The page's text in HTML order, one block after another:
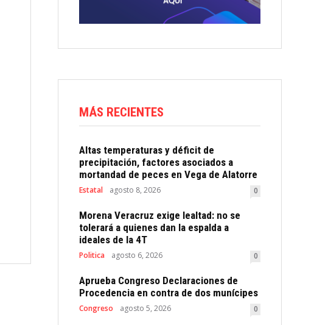
MÁS RECIENTES
Altas temperaturas y déficit de
precipitación, factores asociados a
mortandad de peces en Vega de Alatorre
Estatal agosto 8, 2026 0
Morena Veracruz exige lealtad: no se
tolerará a quienes dan la espalda a
ideales de la 4T
Politica agosto 6, 2026 0
Aprueba Congreso Declaraciones de
Procedencia en contra de dos munícipes
Congreso agosto 5, 2026 0